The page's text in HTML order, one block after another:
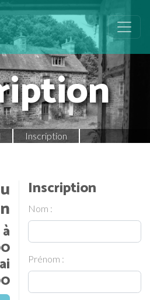
Inscription
Inscription
Nom :
Prénom :